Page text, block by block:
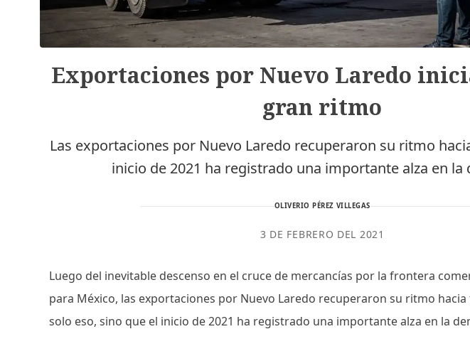
Exportaciones por Nuevo Laredo
gran ritmo
Las exportaciones por Nuevo Laredo recuperaron su ritmo
inicio de 2021 ha registrado una importante alza en la
OLIVERIO PÉREZ VILLEGAS
3 DE FEBRERO DEL 2021
Luego del inevitable descenso en el cruce de mercancías por la frontera
para México, las exportaciones por Nuevo Laredo recuperaron su ritmo hacia
solo eso, sino que el inicio de 2021 ha registrado una importante alza en la